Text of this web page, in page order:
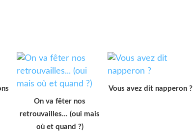
On va fêter nos
retrouvailles... (oui mais
où et quand ?)
Vous avez dit napperon ?